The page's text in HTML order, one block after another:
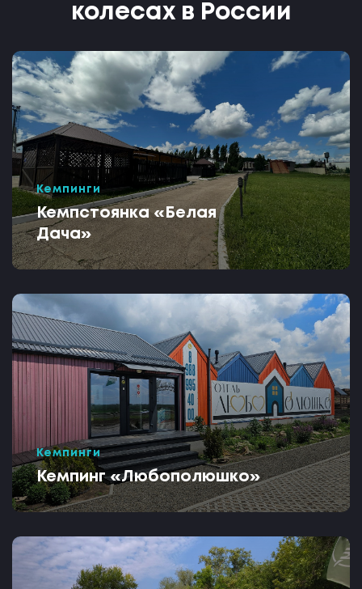
колесах в России
Кемпинги
Кемпстоянка «Белая
Дача»
Кемпинги
Кемпинг «Любополюшко»